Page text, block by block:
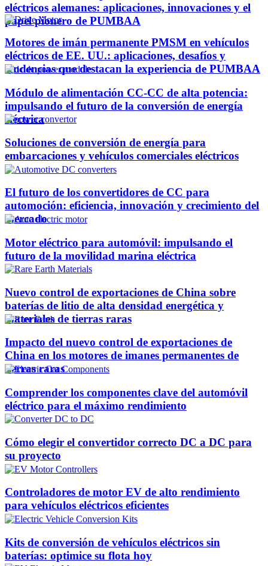
eléctricos alemanes: aplicaciones, innovaciones y el
papel pionero de PUMBAA
Motores de imán permanente PMSM en vehículos
eléctricos de EE. UU.: aplicaciones, desafíos y
tendencias que destacan la experiencia de PUMBAA
Módulo de alimentación CC-CC de alta potencia:
impulsando el futuro de la conversión de energía
eléctrica
Soluciones de conversión de energía para
embarcaciones y vehículos comerciales eléctricos
El futuro de los convertidores de CC para
automoción: eficiencia, innovación y crecimiento del
mercado
Motor eléctrico para automóvil: impulsando el
futuro de la movilidad marina eléctrica
Nuevo control de exportaciones de China sobre
baterías de litio de alta densidad energética y
materiales de tierras raras
Impacto del nuevo control de exportaciones de
China en los motores de imanes permanentes de
tierras raras
Comprender los componentes clave del automóvil
eléctrico para el máximo rendimiento
Cómo elegir el convertidor correcto DC a DC para
su proyecto
Controladores de motor EV de alto rendimiento
para vehículos eléctricos eficientes
Kits de conversión de vehículos eléctricos sin
baterías: optimice su flota hoy